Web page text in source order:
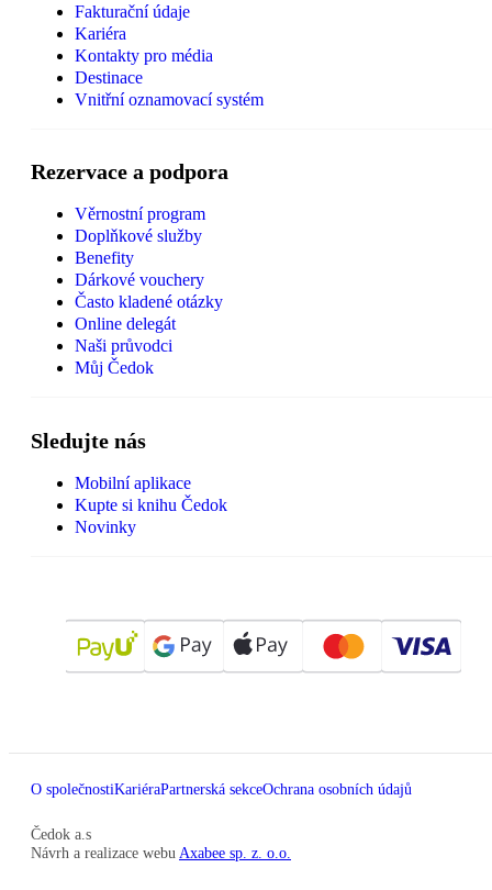
Fakturační údaje
Kariéra
Kontakty pro média
Destinace
Vnitřní oznamovací systém
Rezervace a podpora
Věrnostní program
Doplňkové služby
Benefity
Dárkové vouchery
Často kladené otázky
Online delegát
Naši průvodci
Můj Čedok
Sledujte nás
Mobilní aplikace
Kupte si knihu Čedok
Novinky
O společnostiKariéraPartnerská sekceOchrana osobních údajů
Čedok a.s
Návrh a realizace webu Axabee sp. z. o.o.